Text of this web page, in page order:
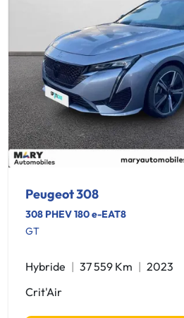
Peugeot 308
308 PHEV 180 e-EAT8
GT
Hybride 37 559 Km
2023
Crit'Air